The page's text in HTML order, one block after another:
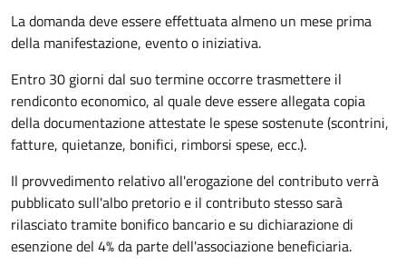
La domanda deve essere effettuata almeno un mese prima
della manifestazione, evento o iniziativa.
Entro 30 giorni dal suo termine occorre trasmettere il
rendiconto economico, al quale deve essere allegata copia
della documentazione attestate le spese sostenute (scontrini,
fatture, quietanze, bonifici, rimborsi spese, ecc.).
Il provvedimento relativo all'erogazione del contributo verrà
pubblicatosull'albo pretorio e il contributo stesso sarà
rilasciato tramite bonifico bancario e su dichiarazione di
esenzione del 4% da parte dell'associazione beneficiaria.